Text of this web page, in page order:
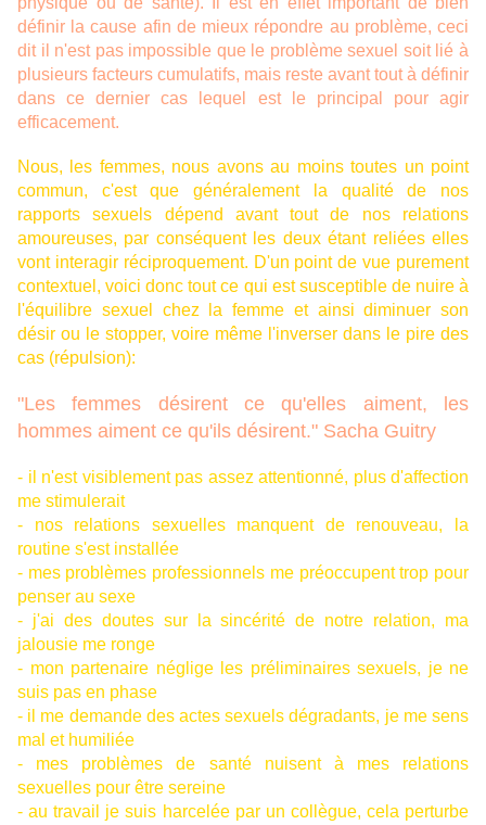
définir la cause afin de mieux répondre au problème, ceci
dit il n'est pas impossible que le problème sexuel soit lié à
plusieurs facteurs cumulatifs, mais reste avant tout à définir
dans ce dernier cas lequel est le principal pour agir
efficacement.
Nous, les femmes, nous avons au moins toutes un point
commun, c'est que généralement la qualité de nos
rapports sexuels dépend avant tout de nos relations
amoureuses, par conséquent les deux étant reliées elles
vont interagir réciproquement. D'un point de vue purement
contextuel, voici donc tout ce qui est susceptible de nuire à
l'équilibre sexuel chez la femme et ainsi diminuer son
désir ou le stopper, voire même l'inverser dans le pire des
cas (répulsion):
"Les femmes désirent ce qu'elles aiment, les
hommes aiment ce qu'ils désirent." Sacha Guitry
- il n'est visiblement pas assez attentionné, plus d'affection
me stimulerait
- nos relations sexuelles manquent de renouveau, la
routine s'est installée
- mes problèmes professionnels me préoccupent trop pour
penser au sexe
- j'ai des doutes sur la sincérité de notre relation, ma
jalousie me ronge
- mon partenaire néglige les préliminaires sexuels, je ne
suis pas en phase
- il me demande des actes sexuels dégradants, je me sens
mal et humiliée
- mes problèmes de santé nuisent à mes relations
sexuelles pour être sereine
- au travail je suis harcelée par un collègue, cela perturbe